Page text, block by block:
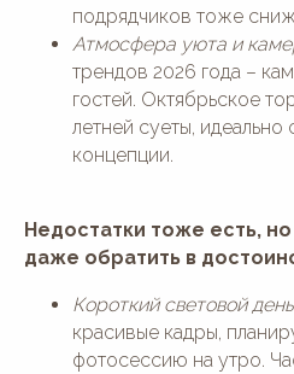
подрядчиков тоже
Атмосфера уюта и
трендов 2026 года –
гостей. Октябрьское
летней суеты, идеально
концепции.
Недостатки тоже есть, но
даже обратить в
Короткий световой
красивые кадры,
фотосессию на утро.